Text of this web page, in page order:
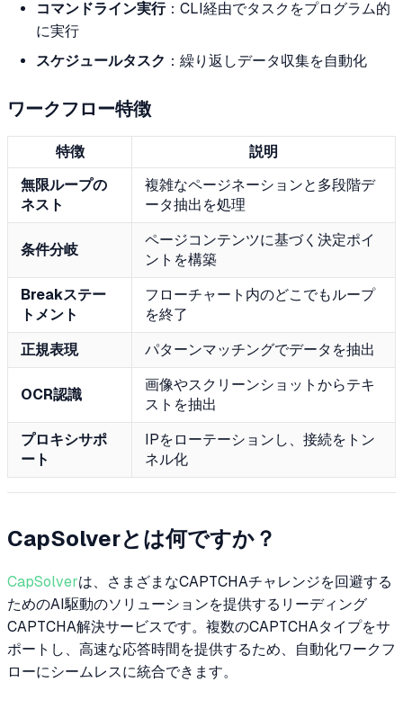
コマンドライン実行：CLI経由でタスクをプログラム的
に実行
スケジュールタスク ：繰り返しデータ収集を自動化
ワークフロー特徴
特徴
説明
無限ループの
ネスト
複雑なページネーションと多段階デ
ータ抽出を処理
条件分岐
ページコンテンツに基づく決定ポイ
ントを構築
Breakステー
トメント
フローチャート内のどこでもループ
を終了
正規表現 パターンマッチングでデータを抽出
OCR認識
画像やスクリーンショットからテキ
ストを抽出
プロキシサポ
ート
IPをローテーションし、接続をトン
ネル化
CapSolverとは何ですか？
CapSolverは、さまざまなCAPTCHAチャレンジを回避する
ためのAI駆動のソリューションを提供するリーディング
CAPTCHA解決サービスです。複数のCAPTCHAタイプをサ
ポートし、高速な応答時間を提供するため、自動化ワークフ
ローにシームレスに統合できます。